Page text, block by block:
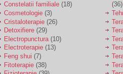
Am o bariera peste
care nu pot trece:
prietena mea a ramas
insarcinata cu o fata.
Am fost de comun
acord sa facem un
copil, cu gandul ca e
baiat.
Constelatii familiale (18)
Cosmetologie (3)
Cristaloterapie (26)
Detoxifiere (29)
Electropunctura (10)
Electroterapie (13)
Feng shui (7)
Fitoterapie (38)
(36)